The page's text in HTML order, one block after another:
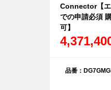
Connector【エ
での申請必須
可】
品番：